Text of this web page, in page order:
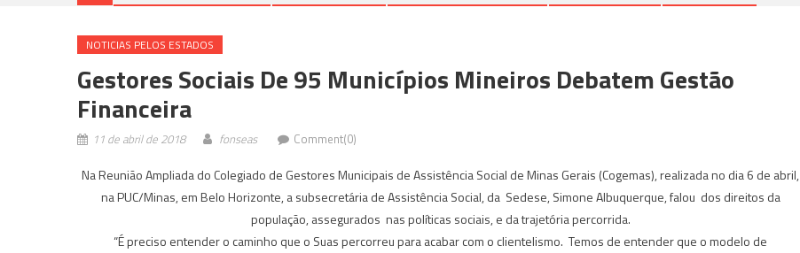
NOTICIAS PELOS ESTADOS
Gestores Sociais De 95 Municípios Mineiros Debatem Gestão
Financeira
11 de abril de 2018 fonseas Comment(0)
Na Reunião Ampliada do Colegiado de Gestores Municipais de Assistência Social de Minas Gerais (Cogemas), realizada no dia 6 de abril,
na PUC/Minas, em Belo Horizonte, a subsecretária de Assistência Social, da Sedese, Simone Albuquerque, falou dos direitos da
população, assegurados nas políticas sociais, e da trajetória percorrida.
“É preciso entender o caminho que o Suas percorreu para acabar com o clientelismo. Temos de entender que o modelo de